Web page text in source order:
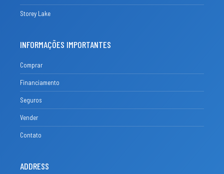
Storey Lake
INFORMAÇÕES IMPORTANTES
Comprar
Financiamento
Seguros
Vender
Contato
ADDRESS